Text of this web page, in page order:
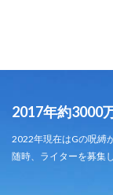
2017年約3000
2022年現在はGの呪縛
随時、ライターを募集